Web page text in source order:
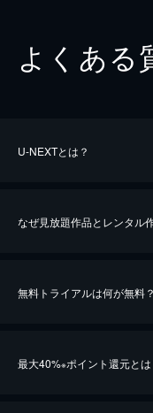
よくある
U-NEXTとは？
なぜ見放題作品とレンタル
無料トライアルは何が無料？
最大40%※ポイント還元とは